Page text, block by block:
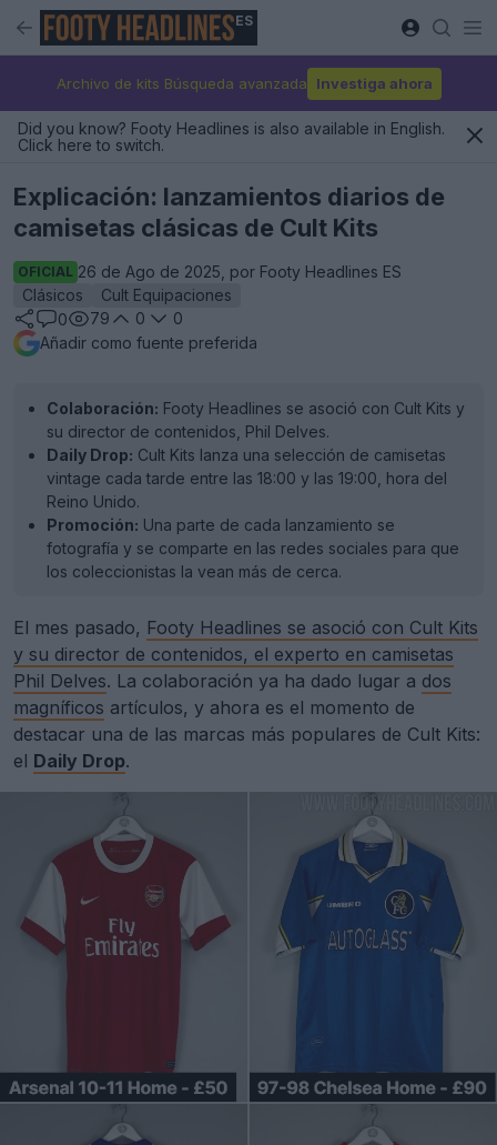
ES
Archivo de kits Búsqueda avanzada Investiga ahora
Did you know? Footy Headlines is also available in English.
Click here to switch.
Explicación: lanzamientos diarios de
camisetas clásicas de Cult Kits
OFICIAL 26 de Ago de 2025, por Footy Headlines ES
Clásicos
Cult Equipaciones
0
79 0
0
Añadir como fuente preferida
Colaboración: Footy Headlines se asoció con Cult Kits y
su director de contenidos, Phil Delves.
Daily Drop: Cult Kits lanza una selección de camisetas
vintage cada tarde entre las 18:00 y las 19:00, hora del
Reino Unido.
Promoción: Una parte de cada lanzamiento se
fotografía y se comparte en las redes sociales para que
los coleccionistas la vean más de cerca.
El mes pasado, Footy Headlines se asoció con Cult Kits
y su director de contenidos, el experto en camisetas
Phil Delves. La colaboración ya ha dado lugar a dos
magníficos artículos, y ahora es el momento de
destacar una de las marcas más populares de Cult Kits:
el Daily Drop.